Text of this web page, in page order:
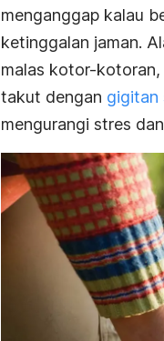
menganggap kalau
ketinggalan jaman.
malas kotor-kotoran,
takut dengan gigitan
mengurangi stres